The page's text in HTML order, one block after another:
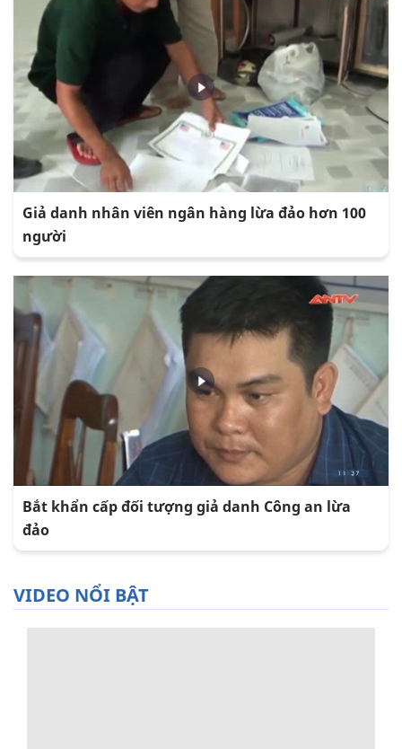
Giả danh nhân viên ngân hàng lừa đảo hơn 100
người
Bắt khẩn cấp đối tượng giả danh Công an lừa
đảo
VIDEO NỔI BẬT